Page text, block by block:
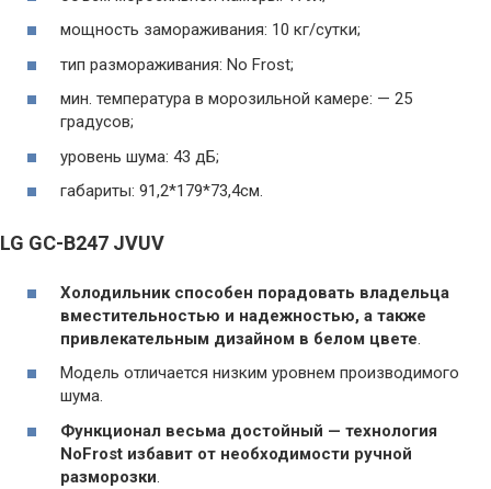
мощность замораживания: 10 кг/сутки;
тип размораживания: No Frost;
мин. температура в морозильной камере: — 25
градусов;
уровень шума: 43 дБ;
габариты: 91,2*179*73,4см.
LG GC-B247 JVUV
Холодильник способен порадовать владельца
вместительностью и надежностью, а также
привлекательным дизайном в белом цвете.
Модель отличается низким уровнем производимого
шума.
Функционал весьма достойный — технология
NoFrost избавит от необходимости ручной
разморозки.